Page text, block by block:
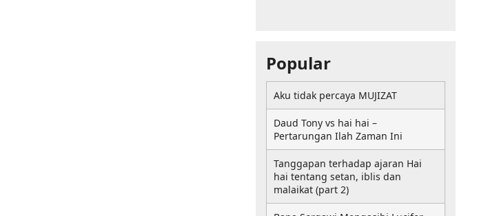
Popular
Aku tidak percaya MUJIZAT
Daud Tony vs hai hai –
Pertarungan Ilah Zaman Ini
Tanggapan terhadap ajaran Hai
hai tentang setan, iblis dan
malaikat (part 2)